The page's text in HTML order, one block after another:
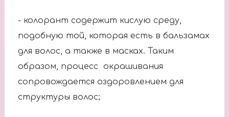
- колорант содержит кислую среду,
подобную той, которая есть в бальзамах
для волос, а также в масках. Таким
образом, процесс окрашивания
сопровождается оздоровлением для
структуры волос;